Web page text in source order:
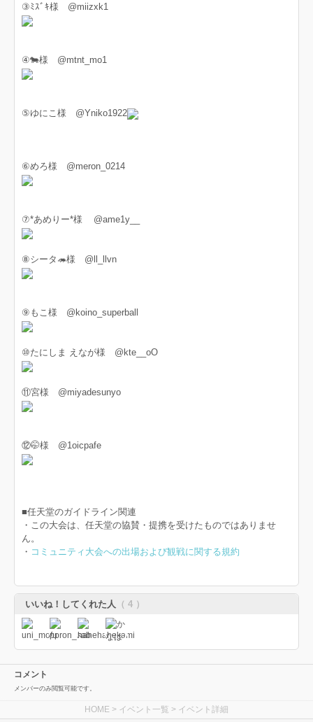
③ﾐｽﾞｷ様 @miizxk1
④🐄様 @mtnt_mo1
⑤ゆにこ様 @Yniko1922
⑥めろ様 @meron_0214
⑦*あめりー*様 @ame1y__
⑧シータ🦔様 @ll_llvn
⑨もこ様 @koino_superball
⑩たにしま えなが様 @kte__oO
⑪宮様 @miyadesunyo
⑫🤭様 @1oicpafe
■任天堂のガイドライン関連
・この大会は、任天堂の協賛・提携を受けたものではありませ
ん。
・ コミュニティ大会への出場および観戦に関する規約
いいね！してくれた人 （ 4 ）
コメント
メンバーのみ閲覧可能です。
HOME > イベント一覧 > イベント詳細